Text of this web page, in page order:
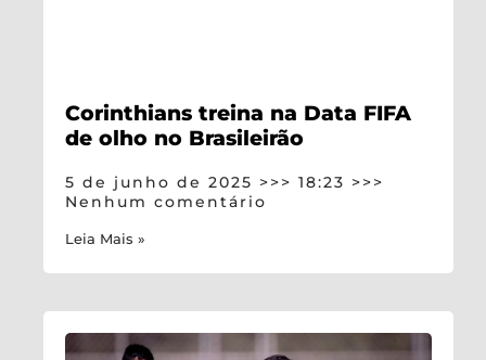
Corinthians treina na Data FIFA
de olho no Brasileirão
5 de junho de 2025
18:23
Nenhum comentário
Leia Mais »